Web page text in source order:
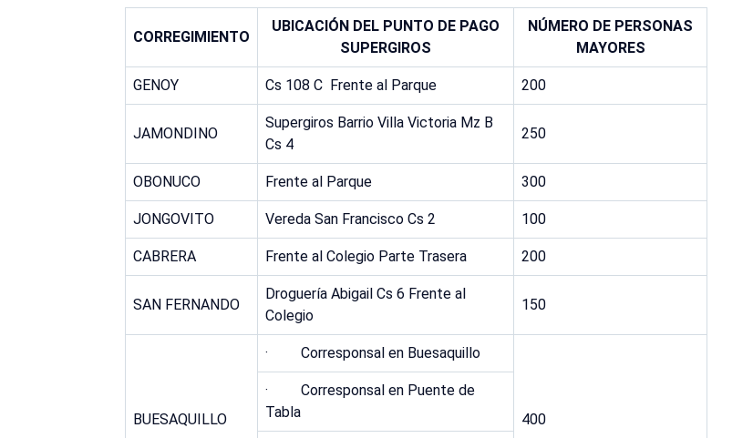
CORREGIMIENTO
UBICACIÓN DEL PUNTO DE PAGO
SUPERGIROS
NÚMERO DE PERSONAS
MAYORES
GENOY Cs 108 C Frente al Parque 200
JAMONDINO
Supergiros Barrio Villa Victoria Mz B
Cs 4
250
OBONUCO Frente al Parque 300
JONGOVITO Vereda San Francisco Cs 2 100
CABRERA Frente al Colegio Parte Trasera 200
SAN FERNANDO
Droguería Abigail Cs 6 Frente al
Colegio
150
BUESAQUILLO
· Corresponsal en Buesaquillo
400
· Corresponsal en Puente de
Tabla